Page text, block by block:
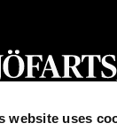
website uses